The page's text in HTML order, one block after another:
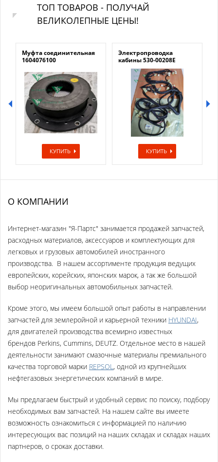
ТОП ТОВАРОВ - ПОЛУЧАЙ
ВЕЛИКОЛЕПНЫЕ ЦЕНЫ!
Муфта соединительная
1604076100
КУПИТЬ
Электропроводка
кабины 530-00208E
КУПИТЬ
О КОМПАНИИ
Интернет-магазин "Я-Партс" занимается продажей запчастей,
расходных материалов, аксессуаров и комплектующих для
легковых и грузовых автомобилей иностранного
производства. В нашем ассортименте продукция ведущих
европейских, корейских, японских марок, а так же большой
выбор неоригинальных автомобильных запчастей.
Кроме этого, мы имеем большой опыт работы в направлении
запчастей для землеройной и карьерной техники HYUNDAI,
для двигателей производства всемирно известных
брендов Perkins, Cummins, DEUTZ. Отдельное место в нашей
деятельности занимают смазочные материалы премиального
качества торговой марки REPSOL, одной из крупнейших
нефтегазовых энергетических компаний в мире.
Мы предлагаем быстрый и удобный сервис по поиску, подбору
необходимых вам запчастей. На нашем сайте вы имеете
возможность ознакомиться с информацией по наличию
интересующих вас позиций на наших складах и складах наших
партнеров, о сроках доставки.